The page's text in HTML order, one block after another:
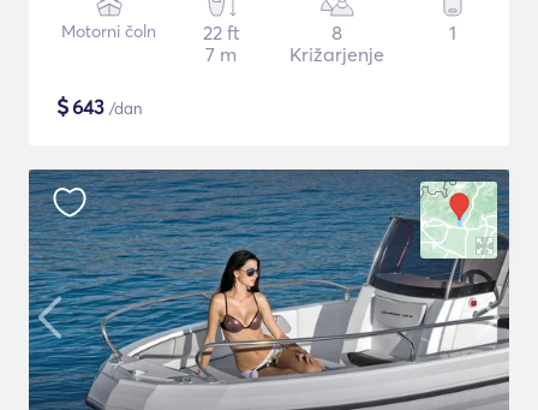
Motorni čoln
22 ft
7 m
8
Križarjenje
1
$643 /dan